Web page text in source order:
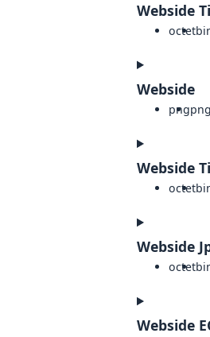
Webside
octet
Webside
pngpng
Webside
octet
Webside
octet
Webside